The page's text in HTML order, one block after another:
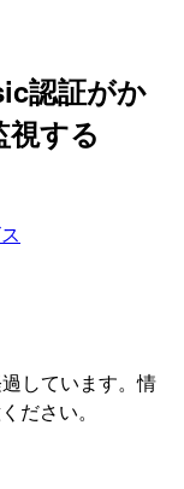
認証がか
する
しています。情
ださい。